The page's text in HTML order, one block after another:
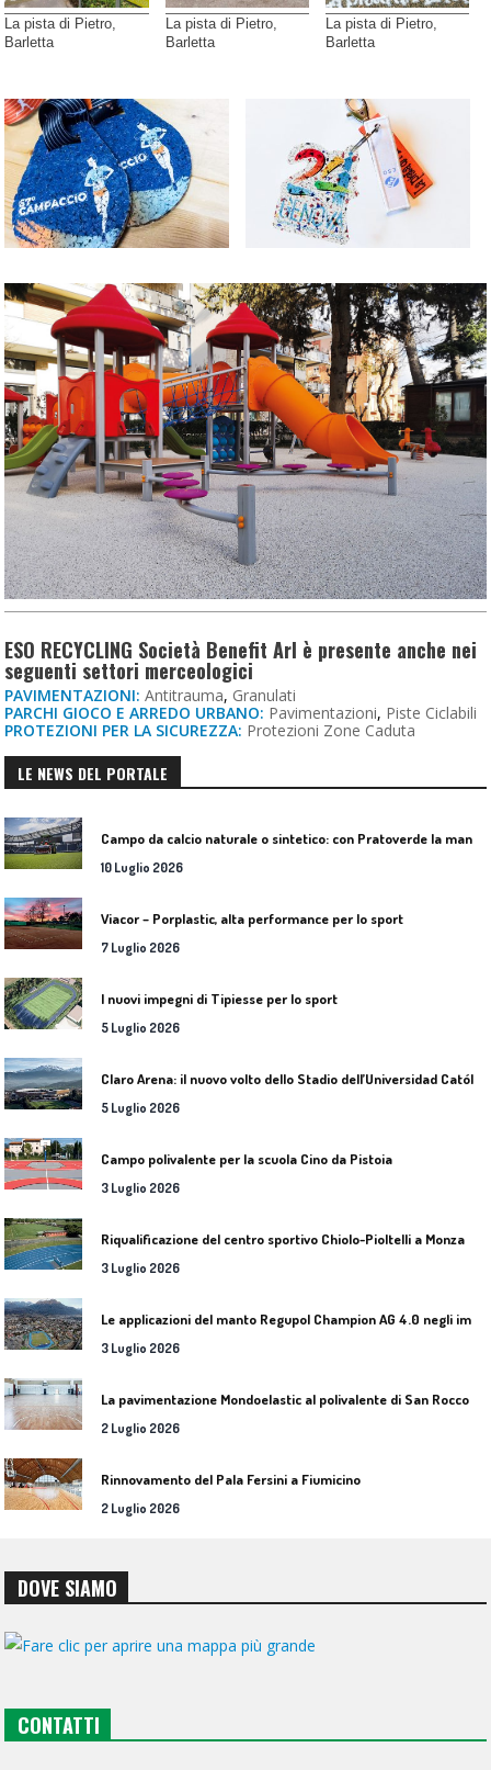
La pista di Pietro,
Barletta
La pista di Pietro,
Barletta
La pista di Pietro,
Barletta
ESO RECYCLING Società Benefit Arl è presente anche nei
seguenti settori merceologici
PAVIMENTAZIONI: Antitrauma, Granulati
PARCHI GIOCO E ARREDO URBANO: Pavimentazioni, Piste Ciclabili
PROTEZIONI PER LA SICUREZZA: Protezioni Zone Caduta
LE NEWS DEL PORTALE
10 Luglio 2026
Viacor – Porplastic, alta performance per lo sport
7 Luglio 2026
I nuovi impegni di Tipiesse per lo sport
5 Luglio 2026
5 Luglio 2026
Campo polivalente per la scuola Cino da Pistoia
3 Luglio 2026
Riqualificazione del centro sportivo Chiolo-Pioltelli a Monza
3 Luglio 2026
3 Luglio 2026
2 Luglio 2026
Rinnovamento del Pala Fersini a Fiumicino
2 Luglio 2026
DOVE SIAMO
CONTATTI